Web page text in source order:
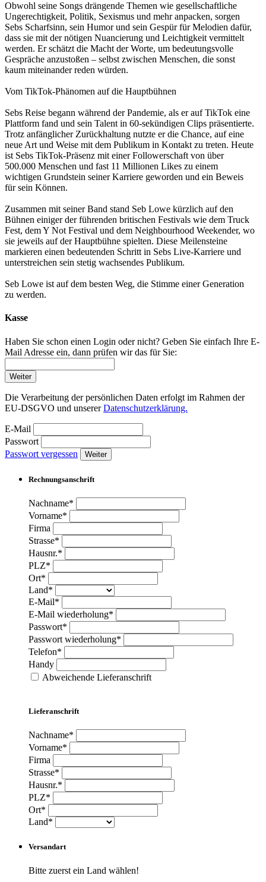
Obwohl seine Songs drängende Themen wie gesellschaftliche
Ungerechtigkeit, Politik, Sexismus und mehr anpacken, sorgen
Sebs Scharfsinn, sein Humor und sein Gespür für Melodien dafür,
dass sie mit der nötigen Nuancierung und Leichtigkeit vermittelt
werden. Er schätzt die Macht der Worte, um bedeutungsvolle
Gespräche anzustoßen – selbst zwischen Menschen, die sonst
kaum miteinander reden würden.
Vom TikTok-Phänomen auf die Hauptbühnen
Sebs Reise begann während der Pandemie, als er auf TikTok eine
Plattform fand und sein Talent in 60-sekündigen Clips präsentierte.
Trotz anfänglicher Zurückhaltung nutzte er die Chance, auf eine
neue Art und Weise mit dem Publikum in Kontakt zu treten. Heute
ist Sebs TikTok-Präsenz mit einer Followerschaft von über
500.000 Menschen und fast 11 Millionen Likes zu einem
wichtigen Grundstein seiner Karriere geworden und ein Beweis
für sein Können.
Zusammen mit seiner Band stand Seb Lowe kürzlich auf den
Bühnen einiger der führenden britischen Festivals wie dem Truck
Fest, dem Y Not Festival und dem Neighbourhood Weekender, wo
sie jeweils auf der Hauptbühne spielten. Diese Meilensteine
markieren einen bedeutenden Schritt in Sebs Live-Karriere und
unterstreichen sein stetig wachsendes Publikum.
Seb Lowe ist auf dem besten Weg, die Stimme einer Generation
zu werden.
Kasse
Haben Sie schon einen Login oder nicht? Geben Sie einfach Ihre E-
Mail Adresse ein, dann prüfen wir das für Sie:
Weiter
Die Verarbeitung der persönlichen Daten erfolgt im Rahmen der
EU-DSGVO und unsererDatenschutzerklärung.
E-Mail
Passwort
Passwort vergessen
Weiter
Rechnungsanschrift
Nachname*
Vorname*
Firma
Strasse*
Hausnr.*
PLZ*
Ort*
Land*
E-Mail*
E-Mail wiederholung*
Passwort*
Passwort wiederholung*
Telefon*
Handy
Abweichende Lieferanschrift
Lieferanschrift
Nachname*
Vorname*
Firma
Strasse*
Hausnr.*
PLZ*
Ort*
Land*
Versandart
Bitte zuerst ein Land wählen!